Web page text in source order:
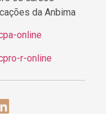
da Anbima
online
r-online